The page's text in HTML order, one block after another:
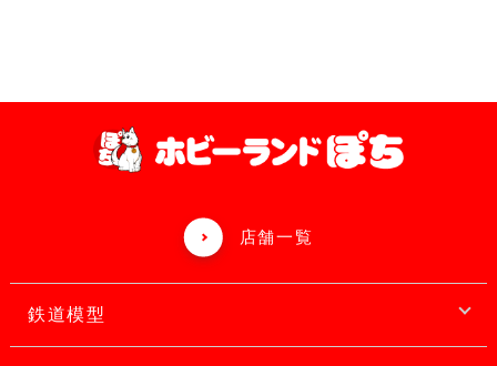
店舗一覧
鉄道模型